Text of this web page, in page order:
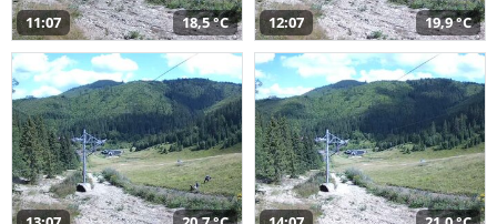
11:07 18,5 °C 12:07 19,9 °C